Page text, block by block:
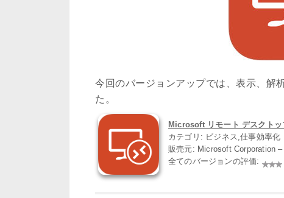
今回のバージョンアップでは、表示、解
た。
Microsoft リモート デスクトッ
カテゴリ: ビジネス,仕事効率化
販売元: Microsoft Corporation
全てのバージョンの評価: